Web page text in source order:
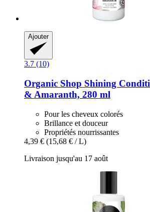
Ajouter
3.7 (10)
Organic Shop Shining
& Amaranth, 280 ml
Pour les cheveux colorés
Brillance et douceur
Propriétés nourrissantes
4,39 € (15,68 € / L)
Livraison jusqu'au 17 août